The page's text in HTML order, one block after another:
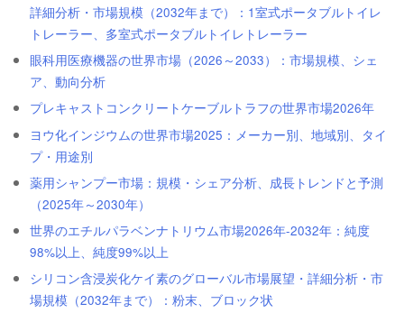
詳細分析・市場規模（2032年まで）：1室式ポータブルトイレ
トレーラー、多室式ポータブルトイレトレーラー
眼科用医療機器の世界市場（2026～2033）：市場規模、シェ
ア、動向分析
プレキャストコンクリートケーブルトラフの世界市場2026年
ヨウ化インジウムの世界市場2025：メーカー別、地域別、タイ
プ・用途別
薬用シャンプー市場：規模・シェア分析、成長トレンドと予測
（2025年～2030年）
世界のエチルパラベンナトリウム市場2026年-2032年：純度
98%以上、純度99%以上
シリコン含浸炭化ケイ素のグローバル市場展望・詳細分析・市
場規模（2032年まで）：粉末、ブロック状